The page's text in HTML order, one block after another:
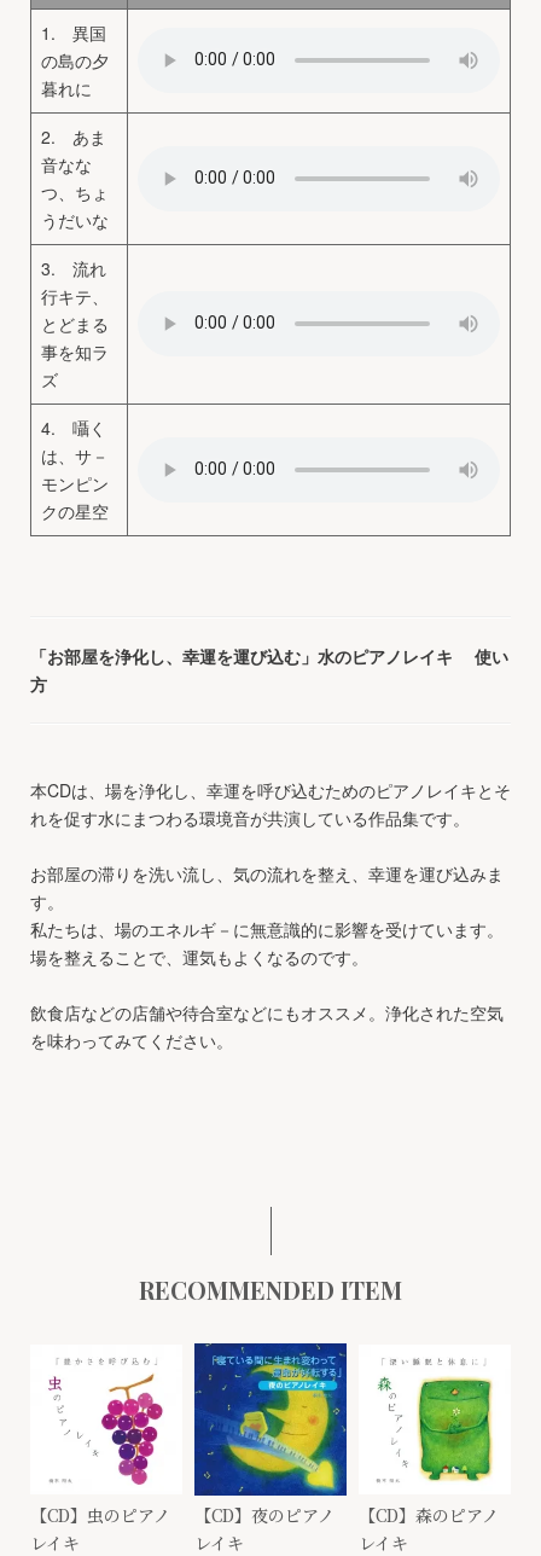
1. 異国
の島の夕
暮れに
2. あま
音なな
つ、ちょ
うだいな
3. 流れ
行キテ、
とどまる
事を知ラ
ズ
4. 囁く
は、サ－
モンピン
クの星空
「お部屋を浄化し、幸運を運び込む」水のピアノレイキ 使い
方
本CDは、場を浄化し、幸運を呼び込むためのピアノレイキとそ
れを促す水にまつわる環境音が共演している作品集です。
お部屋の滞りを洗い流し、気の流れを整え、幸運を運び込みま
す。
私たちは、場のエネルギ－に無意識的に影響を受けています。
場を整えることで、運気もよくなるのです。
飲食店などの店舗や待合室などにもオススメ。浄化された空気
を味わってみてください。
RECOMMENDED ITEM
【CD】虫のピアノ
レイキ
【CD】夜のピアノ
レイキ
【CD】森のピアノ
レイキ